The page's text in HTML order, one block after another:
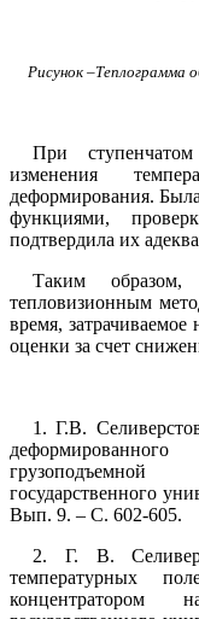
Рисунок –Теплограмма
При
изменения
деформирования.
функциями,
подтвердила их
Таким образом,
тепловизионным
время, затрачиваемое
оценки за счет
1. Г.В.
государственного
Вып. 9. – С. 602-605.
2. Г. В.
температурных
концентратором